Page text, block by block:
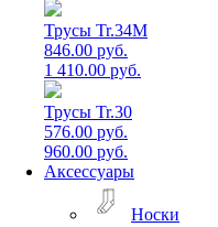
Трусы Tr.34M
846.00 руб.
1 410.00 руб.
Трусы Tr.30
576.00 руб.
960.00 руб.
Аксессуары
Носки